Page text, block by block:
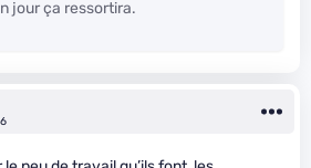
jour ça ressortira.